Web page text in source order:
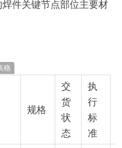
件关键节点部位主要材
格
规格
交
货
状
态
执
行
标
准